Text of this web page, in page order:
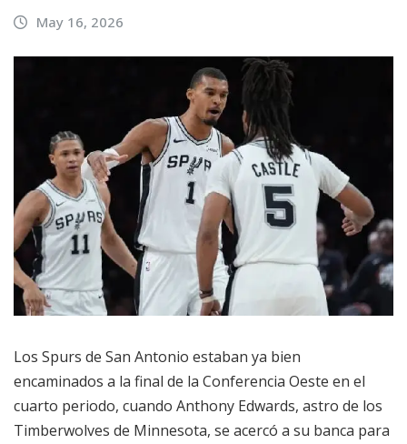
May 16, 2026
Los Spurs de San Antonio estaban ya bien
encaminados a la final de la Conferencia Oeste en el
cuarto periodo, cuando Anthony Edwards, astro de los
Timberwolves de Minnesota, se acercó a su banca para